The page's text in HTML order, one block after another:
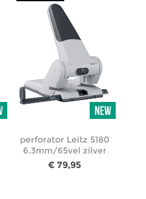
perforator Leitz 5180
6.3mm/65vel zilver
€ 79,95